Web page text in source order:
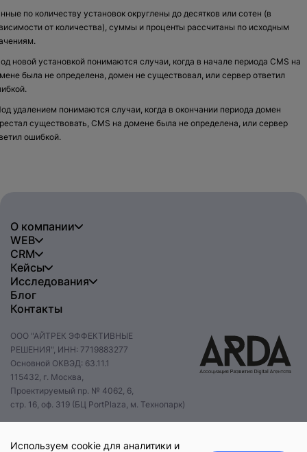
по количеству установок округлены до десятков или сотен (в
от количества), суммы и проценты рассчитаны по исходным
новой установкой понимаются случаи, когда в начале периода CMS на
была не определена, домен не существовал, или сервер ответил
удалением понимаются случаи, когда в окончании периода домен
существовать, CMS на домене была не определена, или сервер
ошибкой.
О компании
WEB
CRM
Кейсы
Исследования
Блог
Контакты
ООО "АЙТРЕК ЭФФЕКТИВНЫЕ
РЕШЕНИЯ", ИНН: 7719883277
Основной ОКВЭД: 63.11.1
115432, г. Москва,
Проектируемый пр. № 4062, 6,
стр. 16, оф. 319 (БЦ PortPlaza, м. Технопарк)
+7 495 085 47 47
hello@itrack.ru
Используем cookie для аналитики и